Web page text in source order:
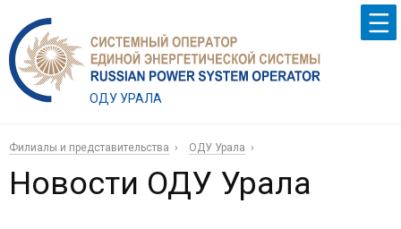
ОДУ УРАЛА
Филиалы и представительства ОДУ Урала
Новости ОДУ Урала